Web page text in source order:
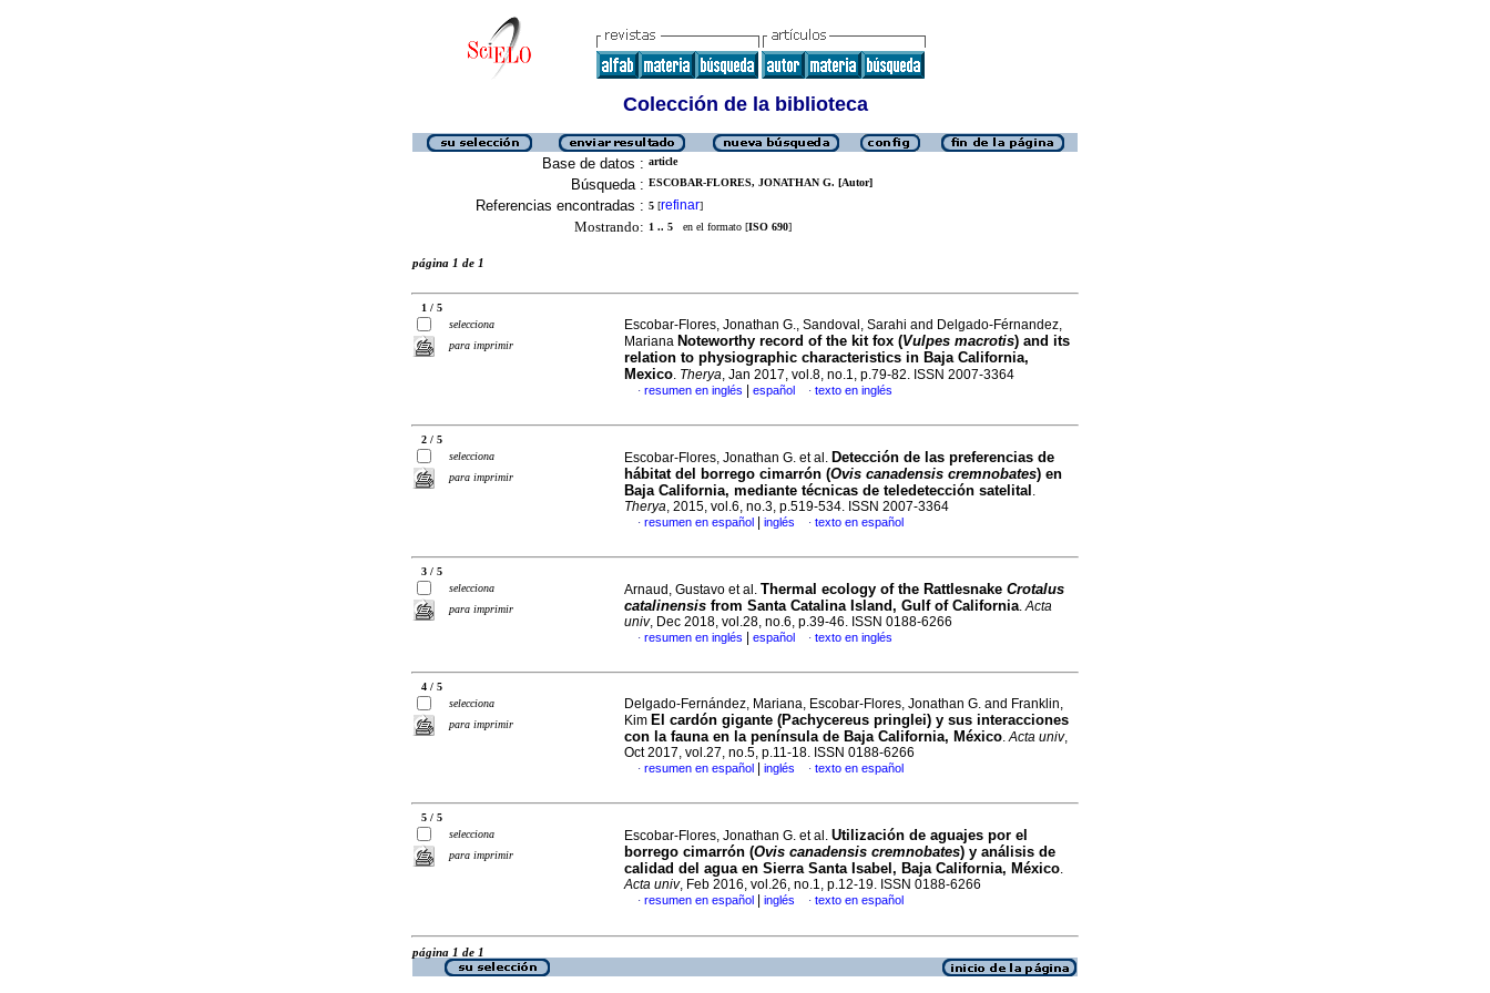
Colección de la biblioteca
Base de datos : article
Búsqueda : ESCOBAR-FLORES, JONATHAN G. [Autor]
Referencias encontradas : 5 [refinar]
Mostrando: 1 .. 5 en el formato [ISO 690]
página 1 de 1
1 / 5
selecciona
para imprimir
Escobar-Flores, Jonathan G., Sandoval, Sarahi and Delgado-Férnandez,
Mariana Noteworthy record of the kit fox (Vulpes macrotis) and its
relation to physiographic characteristics in Baja California,
Mexico. Therya, Jan 2017, vol.8, no.1, p.79-82. ISSN 2007-3364
· resumen en inglés español · texto en inglés
2 / 5
selecciona
para imprimir
Escobar-Flores, Jonathan G. et al. Detección de las preferencias de
hábitat del borrego cimarrón (Ovis canadensis cremnobates) en
Baja California, mediante técnicas de teledetección satelital .
Therya, 2015, vol.6, no.3, p.519-534. ISSN 2007-3364
· resumen en español inglés · texto en español
3 / 5
selecciona
para imprimir
Arnaud, Gustavo et al. Thermal ecology of the Rattlesnake Crotalus
catalinensis from Santa Catalina Island, Gulf of California.Acta
univ, Dec 2018, vol.28, no.6, p.39-46. ISSN 0188-6266
· resumen en inglés español · texto en inglés
4 / 5
selecciona
para imprimir
Delgado-Fernández, Mariana, Escobar-Flores, Jonathan G. and Franklin,
Kim El cardón gigante (Pachycereus pringlei) y sus interacciones
con la fauna en la península de Baja California, México.Acta univ,
Oct 2017, vol.27, no.5, p.11-18. ISSN 0188-6266
· resumen en español inglés · texto en español
5 / 5
selecciona
para imprimir
Escobar-Flores, Jonathan G. et al. Utilización de aguajes por el
borrego cimarrón (Ovis canadensis cremnobates) y análisis de
calidad del agua en Sierra Santa Isabel, Baja California, México.
Acta univ, Feb 2016, vol.26, no.1, p.12-19. ISSN 0188-6266
· resumen en español inglés · texto en español
página 1 de 1